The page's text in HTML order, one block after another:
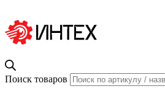
Поиск товаров